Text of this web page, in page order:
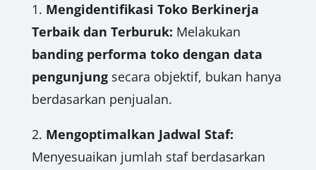
1. Mengidentifikasi Toko Berkinerja
Terbaik dan Terburuk: Melakukan
banding performa toko dengan data
pengunjungsecara objektif, bukan hanya
berdasarkan penjualan.
2. Mengoptimalkan Jadwal Staf:
Menyesuaikan jumlah staf berdasarkan